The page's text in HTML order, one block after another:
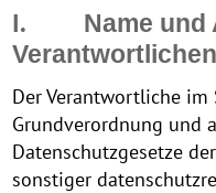
I.
Name
Verantwortlichen
Der Verantwortliche im
Grundverordnung und
Datenschutzgesetze
sonstiger